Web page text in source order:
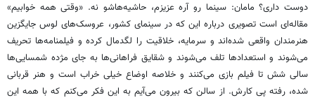
دوست داری؟ مامان: سینما رو آره عزیزم، حاشیه‌هاشو نه. «وقتی همه خوابیم»
مقاله‌ای است تصویری درباره این که در سینمای کشور، عروسک‌های لوس جایگزین
هنرمندان واقعی شده‌اند و سرمایه، خلاقیت را لگدمال کرده و فیلمنامه‌ها تحریف
می‌شوند و استعدادها تلف می‌شوند و شقایق فراهانی‌ها به جای مژده شمسایی‌ها
سالی شش تا فیلم بازی می‌کنند و خلاصه اوضاع خیلی خراب است و هنر قربانی
شده، رفته پی کارش. از سالن که بیرون می‌آیم به این فکر می‌کنم که با همه این